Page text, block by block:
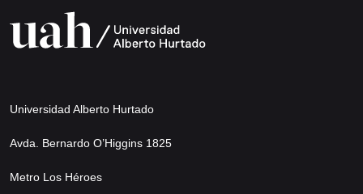
Universidad Alberto Hurtado
Avda. Bernardo O’Higgins 1825
Metro Los Héroes